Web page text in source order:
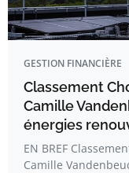
GESTION FINANCIÈRE
Classement
Camille
énergies
EN BREF
Camille